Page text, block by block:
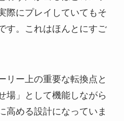
際にプレイしていてもそ
す。これはほんとにすご
リー上の重要な転換点と
場」として機能しながら
高める設計になっていま